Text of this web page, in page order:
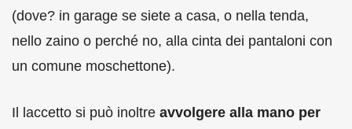
(dove? in garage se siete a casa, o nella tenda,
nello zaino o perché no, alla cinta dei pantaloni con
un comune moschettone).
Il laccetto si può inoltre avvolgere alla mano per